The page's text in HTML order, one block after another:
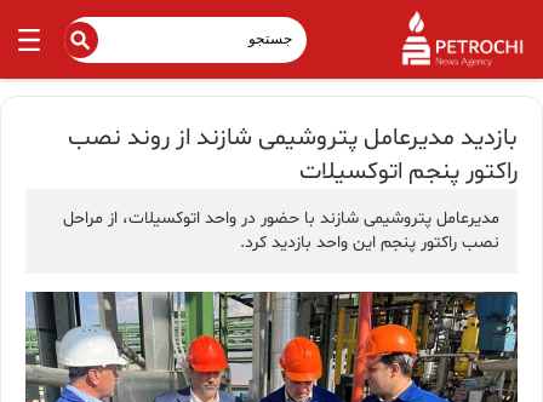
بازدید مدیرعامل پتروشیمی شازند از روند نصب
راکتور پنجم اتوکسیلات
مدیرعامل پتروشیمی شازند با حضور در واحد اتوکسیلات، از مراحل
نصب راکتور پنجم این واحد بازدید کرد.